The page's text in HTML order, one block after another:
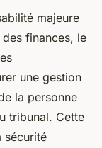
majeure
finances, le
une gestion
la personne
tribunal. Cette
sécurité